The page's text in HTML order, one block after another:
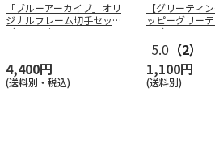
「ブルーアーカイブ」オリ
ジナルフレーム切手セット
（レッドウ
4,400円
(送料別・税込)
【グリーティ
ッピーグリー
0円）
5.0 （2）
1,100円
(送料別)